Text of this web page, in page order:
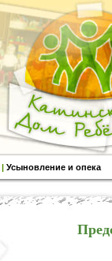
| Усыновление и опека